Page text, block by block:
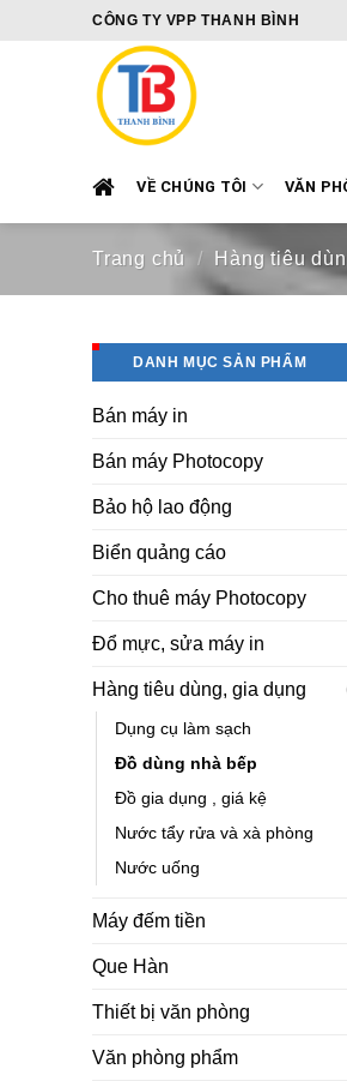
CÔNG TY VPP THANH BÌNH
VỀ CHÚNG TÔI VĂN
Trang chủ / Hàng tiêu
DANH MỤC SẢN PHẨM
Bán máy in
Bán máy Photocopy
Bảo hộ lao động
Biển quảng cáo
Cho thuê máy Photocopy
Đổ mực, sửa máy in
Hàng tiêu dùng, gia dụng
Dụng cụ làm sạch
Đồ dùng nhà bếp
Đồ gia dụng , giá kệ
Nước tẩy rửa và xà phòng
Nước uống
Máy đếm tiền
Que Hàn
Thiết bị văn phòng
Văn phòng phẩm